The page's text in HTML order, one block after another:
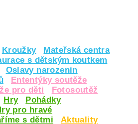
Kroužky
Mateřská centra
s dětským koutkem
Oslavy narozenin
Ententýky soutěže
pro děti
Fotosoutěž
Hry
Pohádky
pro hravé
s dětmi
Aktuality